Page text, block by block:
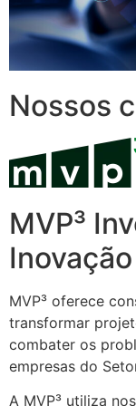
Nossos
MVP³
Inovação
MVP³ oferece
transformar
combater os
empresas do
A MVP³ utiliza